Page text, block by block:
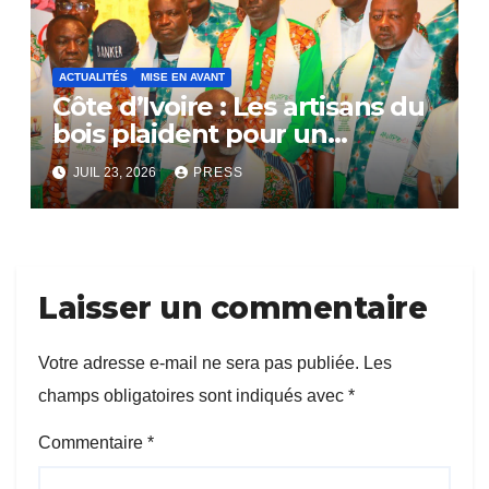
ACTUALITÉS MISE EN AVANT
Côte d’Ivoire : Les artisans du
bois plaident pour un
dialogue national
JUIL 23, 2026 PRESS
Laisser un commentaire
Votre adresse e-mail ne sera pas publiée. Les
champs obligatoires sont indiqués avec *
Commentaire *